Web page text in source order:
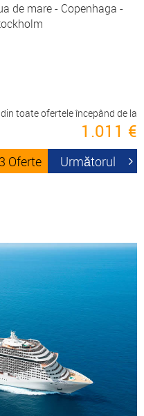
de mare - Copenhaga -
toate ofertele începând de la
1.011 €
3 Oferte Următorul